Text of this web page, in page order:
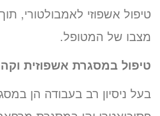
טיפול אשפוזי לאמבולטורי,
מצבו של המטופל.
טיפול במסגרת אשפוזית
בעל ניסיון רב בעבודה הן